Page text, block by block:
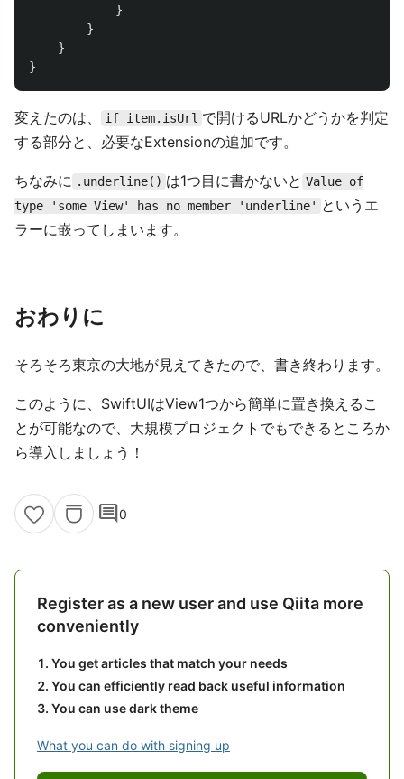
}
}
}
}
変えたのは、 if item.isUrl で開けるURLかどうかを判定
する部分と、必要なExtensionの追加です。
ちなみに .underline() は1つ目に書かないと Value of
type 'some View' has no member 'underline' というエ
ラーに嵌ってしまいます。
おわりに
そろそろ東京の大地が見えてきたので、書き終わります。
このように、SwiftUIはView1つから簡単に置き換えるこ
とが可能なので、大規模プロジェクトでもできるところか
ら導入しましょう！
comment0
Register as a new user and use Qiita more
conveniently
You get articles that match your needs
You can efficiently read back useful information
You can use dark theme
What you can do with signing up